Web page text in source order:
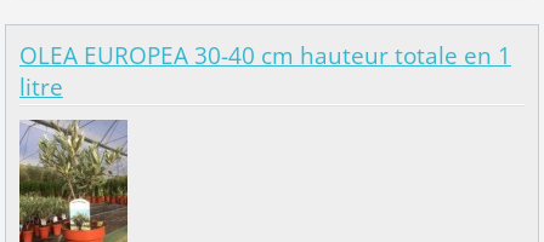
OLEA EUROPEA 30-40 cm hauteur totale en 1
litre